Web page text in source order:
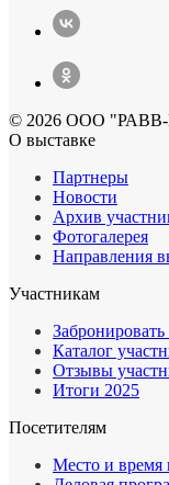
© 2026 ООО "РАВВ-
О выставке
Партнеры
Новости
Архив
Фотогалерея
Направления
Участникам
Забронировать
Каталог
Отзывы
Итоги 2025
Посетителям
Место и время